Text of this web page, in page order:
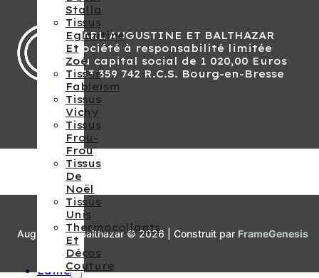
Stalla
Tissus
Eglantine
Et
Zoé
Tissus
Fableism
Tissus
Vichy
Tissus
Frou-
Frou
Tissus
De
Noël
Tissus
Unis
Thermocollants
Et
Décos
Couture
Laine
SARL AUGUSTINE ET BALTHAZAR
Société à responsabilité limitée
Au capital social de 1 020,00 Euros
813 359 742 R.C.S. Bourg-en-Bresse
Augustine et Balthazar © 2026 | Construit par FrameGenesis